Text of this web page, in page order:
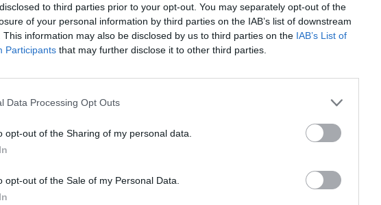
to third parties prior to your opt-out. You may separately opt-out of the
of your personal information by third parties on the IAB’s list of downstream
This information may also be disclosed by us to third parties on the IAB’s List of
Participants that may further disclose it to other third parties.
Data Processing Opt Outs
opt-out of the Sharing of my personal data.
opt-out of the Sale of my Personal Data.
all’instabilità in Medio Oriente,il
ripercorsole scosse che stanno
globali.Dopo l’invasione russa
reagito con compattezza, con sanzioni e
possiamo dire che questa strategia
al tredicesimo pacchetto di sanzioni, ma
invulnerabile, anche se la sua è
guerra. L’Europa è stata coraggiosa, ma
che così ha rinsaldato l’abbraccio della
Musumeci, invitando l’Europa a